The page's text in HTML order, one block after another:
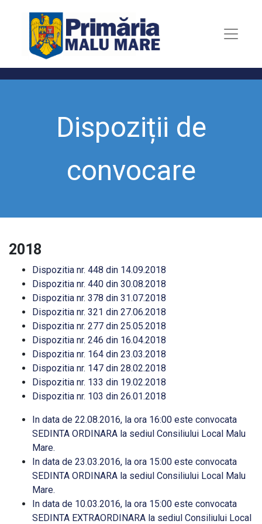
Dispoziții de
convocare
2018
Dispozitia nr. 448 din 14.09.2018
Dispozitia nr. 440 din 30.08.2018
Dispozitia nr. 378 din 31.07.2018
Dispozitia nr. 321 din 27.06.2018
Dispozitia nr. 277 din 25.05.2018
Dispozitia nr. 246 din 16.04.2018
Dispozitia nr. 164 din 23.03.2018
Dispozitia nr. 147 din 28.02.2018
Dispozitia nr. 133 din 19.02.2018
Dispozitia nr. 103 din 26.01.2018
In data de 22.08.2016, la ora 16:00 este convocata
SEDINTA ORDINARA la sediul Consiliului Local Malu
Mare.
In data de 23.03.2016, la ora 15:00 este convocata
SEDINTA ORDINARA la sediul Consiliului Local Malu
Mare.
In data de 10.03.2016, la ora 15:00 este convocata
SEDINTA EXTRAORDINARA la sediul Consiliului Local